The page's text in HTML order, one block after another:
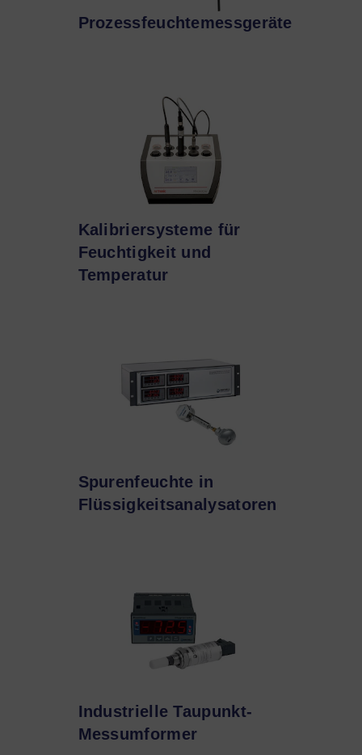
Prozessfeuchtemessgeräte
Kalibriersysteme für
Feuchtigkeit und
Temperatur
Spurenfeuchte in
Flüssigkeitsanalysatoren
Industrielle Taupunkt-
Messumformer